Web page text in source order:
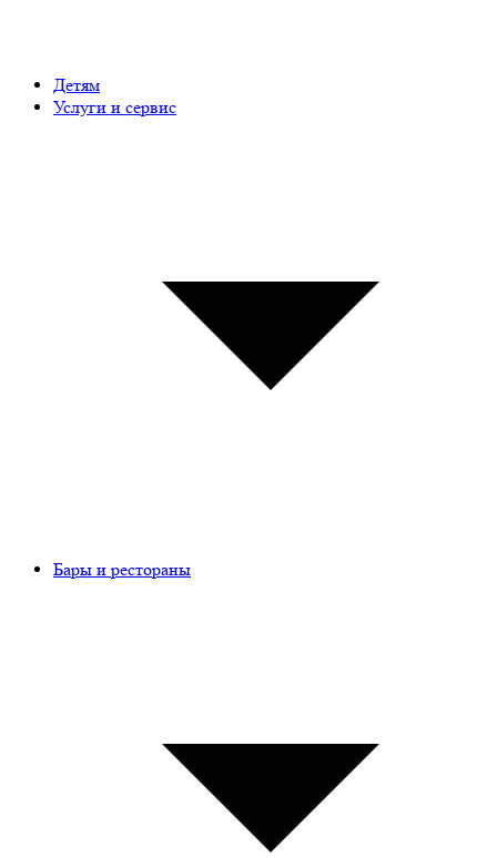
Детям
Услуги и сервис
Бары и рестораны